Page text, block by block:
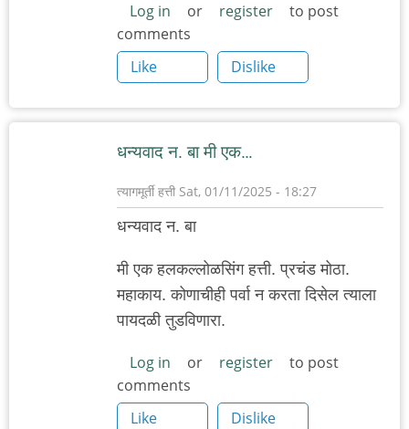
Log in or register
to post
comments
Like
Dislike
धन्यवाद न. बा मी एक…
त्यागमूर्ती हत्ती Sat, 01/11/2025 - 18:27
धन्यवाद न. बा
मी एक हलकल्लोळसिंग हत्ती. प्रचंड मोठा.
महाकाय. कोणाचीही पर्वा न करता दिसेल त्याला
पायदळी तुडविणारा.
Log in or register
to post
comments
Like
Dislike